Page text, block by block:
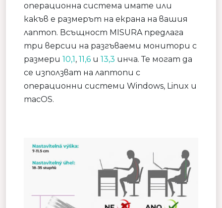
операционна система имате или
какъв е размерът на екрана на вашия
лаптоп. Всъщност MISURA предлага
три версии на разгъваеми монитори с
размери 10,1, 11,6 и 13,3 инча. Те могат да
се използват на лаптопи с
операционни системи Windows, Linux и
macOS.